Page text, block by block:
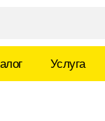
Услуга